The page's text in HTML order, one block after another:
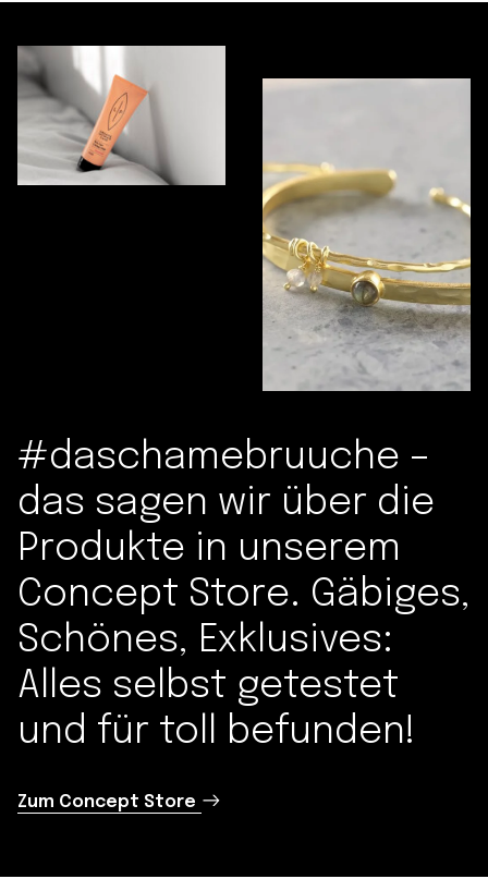
#daschamebruuche –
das sagen wir über die
Produkte in unserem
Concept Store. Gäbiges,
Schönes, Exklusives:
Alles selbst getestet
und für toll befunden!
Zum Concept Store